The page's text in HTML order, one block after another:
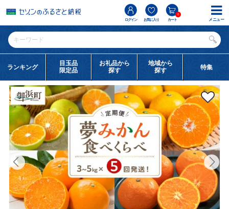
ログイン お気に入り カート
0
ランキング
目玉品
限定品
お礼品から
探す
地域から
探す
特集
メニュー